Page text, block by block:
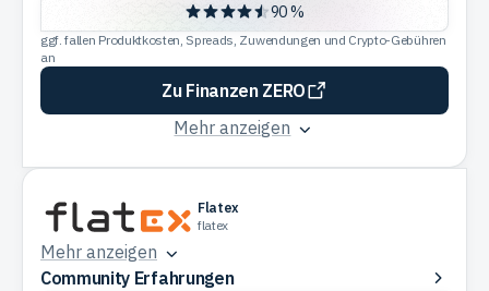
90 %
ggf. fallen Produktkosten, Spreads, Zuwendungen und Crypto-Gebühren
an
Zu Finanzen ZERO
Mehr anzeigen
Flatex
flatex
Mehr anzeigen
Community
Community Erfahrungen